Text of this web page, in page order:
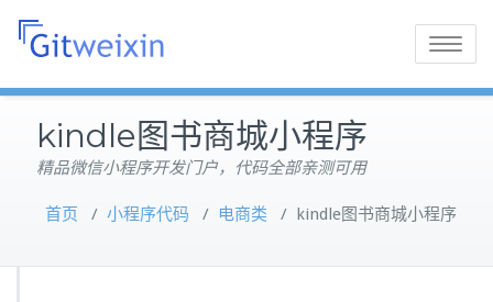
Toggle
kindle图书商城小程序
精品微信小程序开发门户，代码全部亲测可用
首页 / 小程序代码 / 电商类 / kindle图书商城小程序